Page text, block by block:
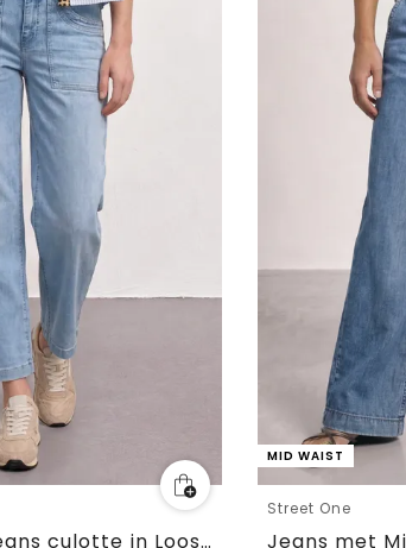
7/8 Mid Waist jeans culotte in Loose Fit
MID WAIST
Street One